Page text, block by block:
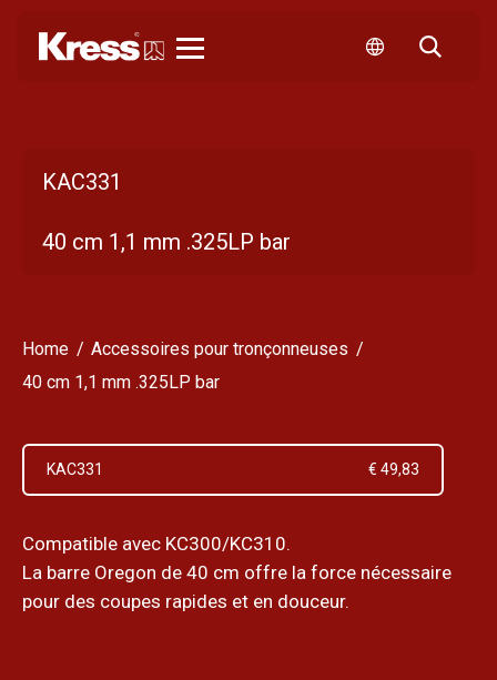
KAC331
40 cm 1,1 mm .325LP bar
Home
Accessoires pour tronçonneuses
40 cm 1,1 mm .325LP bar
KAC331 € 49,83
Compatible avec KC300/KC310.
La barre Oregon de 40 cm offre la force nécessaire
pour des coupes rapides et en douceur.